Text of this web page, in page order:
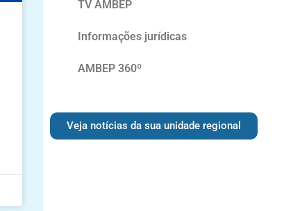
TV AMBEP
Informações jurídicas
AMBEP 360º
Veja notícias da sua unidade regional